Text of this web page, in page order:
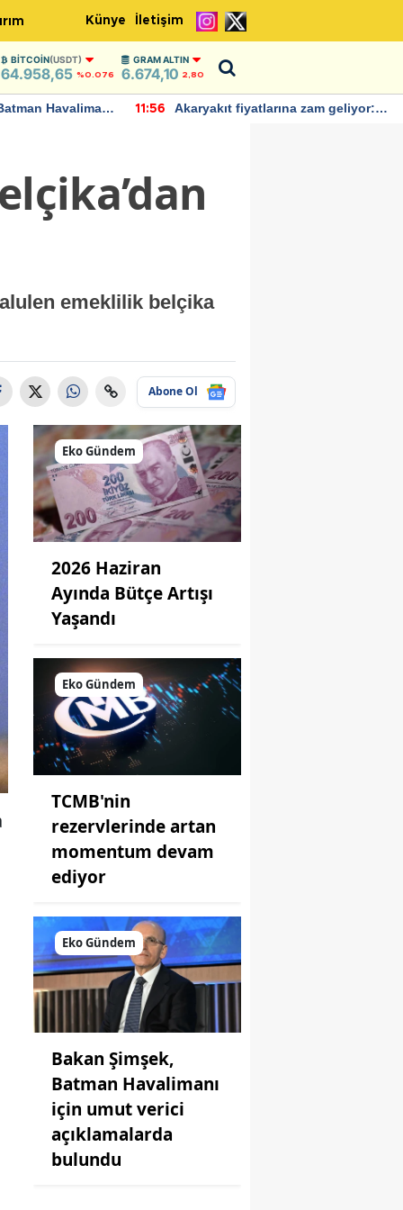
Künye İletişim
BITCOIN(USDT)
64.958,65 %0.076
GRAM ALTIN
6.674,10 2,80
Havalimanı
11:56
Akaryakıt fiyatlarına zam geliyor:
emeklilik belçika
Abone Ol
Eko Gündem
2026 Haziran
Ayında Bütçe Artışı
Yaşandı
Eko Gündem
TCMB'nin
rezervlerinde artan
momentum devam
ediyor
Eko Gündem
Bakan Şimşek,
Batman Havalimanı
için umut verici
açıklamalarda
bulundu